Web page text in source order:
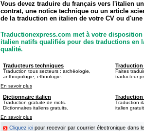
Vous devez traduire du français vers l'italien
contrat, une notice technique ou un article
de la traduction en italien de votre CV ou
Traductionexpress.com met à votre
italien natifs qualifiés pour des traductions en
qualité.
Traducteurs techniques
Traduction tous secteurs : archéologie,
anthropologie, ethnologie.
Traduction
Faites
traducteur
En savoir plus
Dictionnaire italien
Traduction gratuite de mots.
Dictionnaires italiens gratuits.
Traduction
italien
En savoir plus
Cliquez ici pour recevoir par courrier électronique dans